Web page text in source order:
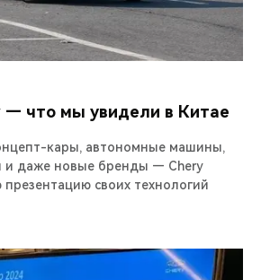
— что мы увидели в Китае
кары, автономные машины,
и даже новые бренды — Chery
своих технологий